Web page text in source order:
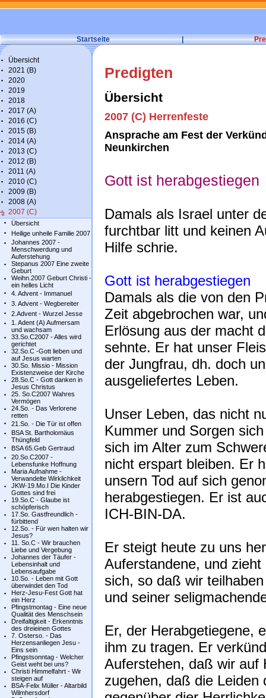
Startseite |
Übersicht
2021 (B)
2020
2019
2018
2017 (A)
2016 (C)
2015 (B)
2014 (A)
2013 (C)
2012 (B)
2011 (A)
2010 (C)
2009 (B)
2008 (A)
2007 (C)
Übersicht
Heilige unheile Familie 2007
Johannes 2007 -
Menschwerdung und
Auferstehung
Stepanus 2007 Eine zweite
Geburt
Weihn.2007 Geburt Christi -
ein helles Licht
4. Advent - Immanuel
3. Advent - Wegbereiter
2.Advent - Wurzel Jesse
1. Adent (A) Aufmersam
und wachsam
33.So.C2007 - Alles wird
gerichtet
32.So.C -Gott lieben und
auf Jesus warten
30.So. Missio - Mission
Existenzweise der Kirche
28.So.C - Gott danken in
Jesus Christus
25. So.C2007 Wahres
Vermögen
24.So. - Das Verlorene
retten
21.So. - Die Tür ist offen
BSA St. Bartholomäus
Thüngfeld
BSA 65.Geb Gertraud
20.So.C2007 -
Lebensfunke Hoffnung
Maria Aufnahme -
Verwandelte Wirklichkeit
JKW-19.Mo.I Die Kinder
Gottes sind frei
19.So.C - Glaube ist
schöpferisch
17.So. Gastfreundlich -
fürbittend
12.So. - Für wen halten wir
Jesus?
11. So.C - Wir brauchen
Liebe und Vergebung
Johannes der Täufer -
Lebensinhalt und
Lebensaufgabe
10.So. - Leben mit Gott
überwindet den Tod
Herz-Jesu-Fest Gott hat
ein Herz
Pfingstmontag - Eine neue
Qualität des Menschsein
Dreifaltigkeit - Erkenntnis
des dreieinen Gottes
7. Osterso. - Das
Herzensanliegen Jesu -
Eins sein
Pfingstsonntag - Welcher
Geist weht bei uns?
Christi Himmelfahrt - Wir
steigen auf
BSA-Felix Müller - Altarbild
Wilmhersdorf
Predigten
Übersicht
2007 (C) Herrenfeste
Ansprache am Fest der
Neunkirchen
Gott ist herabgestiegen
Damals als Israel unter
furchtbar litt und keinen
Hilfe schrie.
Gott ist herabgestiegen
Damals als die von den
Zeit abgebrochen war,
Erlösung aus der macht
sehnte. Er hat unser
der Jungfrau, dh. doch
ausgeliefertes Leben.
Unser Leben, das nicht
Kummer und Sorgen
sich im Alter zum
nicht erspart bleiben. Er
unsern Tod auf sich
herabgestiegen. Er ist
ICH-BIN-DA.
Er steigt heute zu uns
Auferstandene, und
sich, so daß wir
und seiner
Er, der Herabgetiegene,
ihm zu tragen. Er
Auferstehen, daß wir auf
zugehen, daß die Leiden